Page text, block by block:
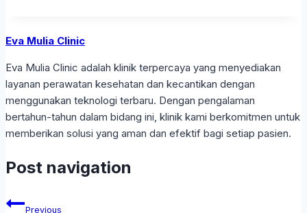
Eva Mulia Clinic
Eva Mulia Clinic adalah klinik terpercaya yang menyediakan
layanan perawatan kesehatan dan kecantikan dengan
menggunakan teknologi terbaru. Dengan pengalaman
bertahun-tahun dalam bidang ini, klinik kami berkomitmen untuk
memberikan solusi yang aman dan efektif bagi setiap pasien.
Post navigation
Previous